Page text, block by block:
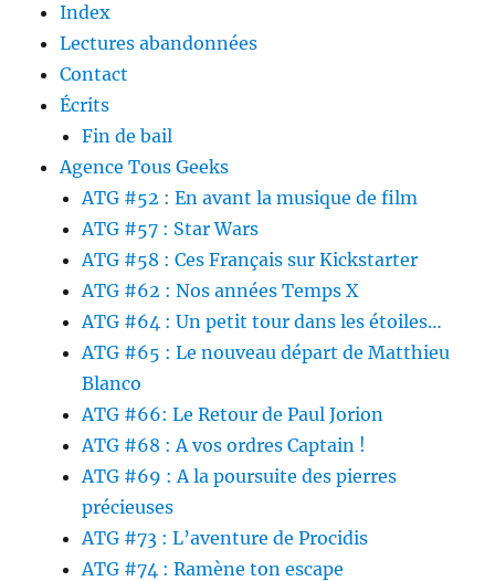
Index
Lectures abandonnées
Contact
Écrits
Fin de bail
Agence Tous Geeks
ATG #52 : En avant la musique de film
ATG #57 : Star Wars
ATG #58 : Ces Français sur Kickstarter
ATG #62 : Nos années Temps X
ATG #64 : Un petit tour dans les étoiles…
ATG #65 : Le nouveau départ de Matthieu
Blanco
ATG #66: Le Retour de Paul Jorion
ATG #68 : A vos ordres Captain !
ATG #69 : A la poursuite des pierres
précieuses
ATG #73 : L’aventure de Procidis
ATG #74 : Ramène ton escape